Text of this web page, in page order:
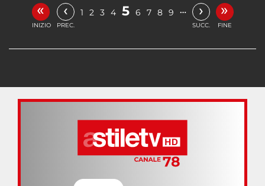
«
INIZIO
‹
PREC.
1 2 3 4 5 6 7 8 9 … ›
SUCC.
»
FINE